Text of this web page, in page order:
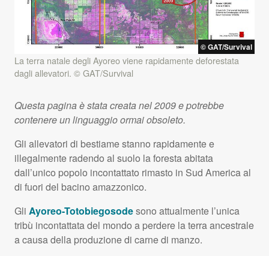
©GAT/Survival
La terra natale degli Ayoreo viene rapidamente deforestata
dagli allevatori. ©GAT/Survival
Questa pagina è stata creata nel 2009 e potrebbe
contenere un linguaggio ormai obsoleto.
Gli allevatori di bestiame stanno rapidamente e
illegalmente radendo al suolo la foresta abitata
dall’unico popolo incontattato rimasto in Sud America al
di fuori del bacino amazzonico.
Gli Ayoreo-Totobiegosodesono attualmente l’unica
tribù incontattata del mondo a perdere la terra ancestrale
a causa della produzione di carne di manzo.